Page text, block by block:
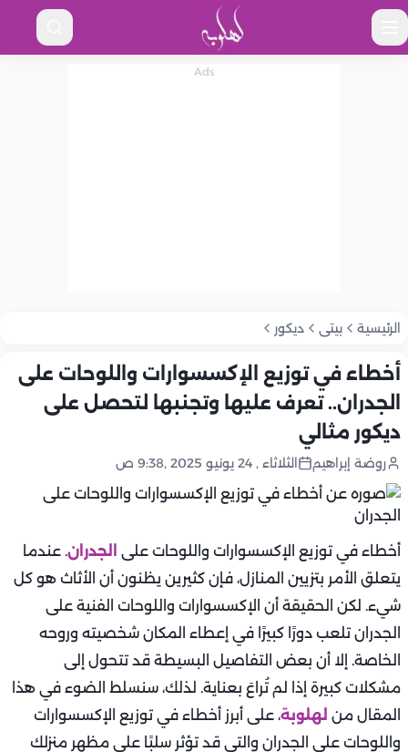
الرئيسية بيتى ديكور
أخطاء في توزيع الإكسسوارات واللوحات على
الجدران.. تعرف عليها وتجنبها لتحصل على
ديكور مثالي
روضة إبراهيم الثلاثاء , 24 يونيو 2025 ,9:38 ص
أخطاء في توزيع الإكسسوارات واللوحات على الجدران. عندما
يتعلق الأمر بتزيين المنازل، فإن كثيرين يظنون أن الأثاث هو كل
شيء. لكن الحقيقة أن الإكسسوارات واللوحات الفنية على
الجدران تلعب دورًا كبيرًا في إعطاء المكان شخصيته وروحه
الخاصة. إلا أن بعض التفاصيل البسيطة قد تتحول إلى
مشكلات كبيرة إذا لم تُراعَ بعناية. لذلك، سنسلط الضوء في هذا
المقال من لهلوبة، على أبرز أخطاء في توزيع الإكسسوارات
واللوحات على الجدران والتي قد تؤثر سلبًا على مظهر منزلك